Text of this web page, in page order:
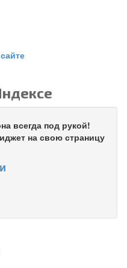
всегда под рукой!
на свою страницу